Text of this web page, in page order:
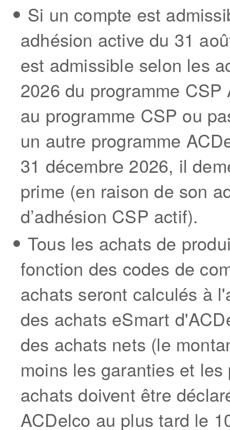
Si un compte est
adhésion active du 31
est admissible selon les
2026 du programme
au programme CSP ou
un autre programme
31 décembre 2026, il
prime (en raison de son
d’adhésion CSP actif).
Tous les achats de
fonction des codes de
achats seront calculés à
des achats eSmart
des achats nets (le
moins les garanties et
achats doivent être
ACDelco au plus tard le